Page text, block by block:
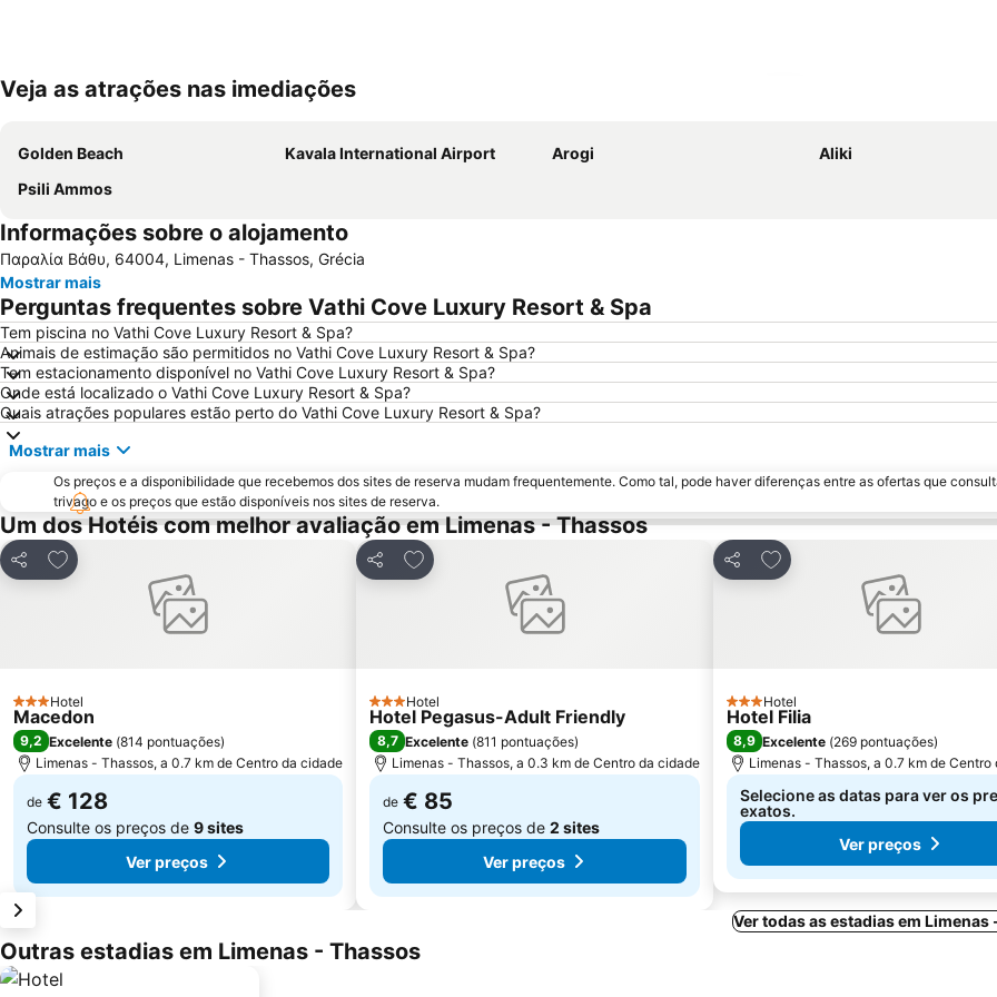
Veja as atrações nas imediações
Golden Beach Kavala International Airport Arogi
Aliki
Psili Ammos
Informações sobre o alojamento
Παραλία Βάθυ, 64004, Limenas - Thassos, Grécia
Mostrar mais
Perguntas frequentes sobre Vathi Cove Luxury Resort & Spa
Tem piscina no Vathi Cove Luxury Resort & Spa?
Animais de estimação são permitidos no Vathi Cove Luxury Resort & Spa?
Tem estacionamento disponível no Vathi Cove Luxury Resort & Spa?
Onde está localizado o Vathi Cove Luxury Resort & Spa?
Quais atrações populares estão perto do Vathi Cove Luxury Resort & Spa?
Mostrar mais
Os preços e a disponibilidade que recebemos dos sites de reserva mudam frequentemente. Como tal, pode haver diferenças entre as ofertas que
trivago e os preços que estão disponíveis nos sites de reserva.
Um dos Hotéis com melhor avaliação em Limenas - Thassos
Partilhar
Adicionar aos favoritos
3 Estrelas
Hotel
Macedon
9,2 Excelente (814 pontuações)
Limenas - Thassos, a 0.7 km de Centro da cidade
de € 128
Consulte os preços de 9 sites
Ver preços
Partilhar
Adicionar aos favoritos
3 Estrelas
Hotel
Hotel Pegasus-Adult Friendly
8,7 Excelente (811 pontuações)
Limenas - Thassos, a 0.3 km de Centro da cidade
de € 85
Consulte os preços de 2 sites
Ver preços
Partilhar
Adicionar aos favoritos
3 Estrelas
Hotel
Hotel Filia
8,9 Excelente (269 pontuações)
Limenas - Thassos, a 0.7 km de Centro
Selecione as datas para ver os
exatos.
Ver preços
Ver todas as estadias em Limenas
Outras estadias em Limenas - Thassos